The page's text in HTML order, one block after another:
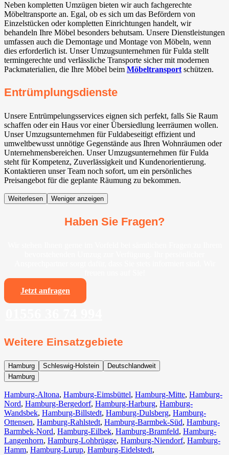
Neben kompletten Umzügen bieten wir auch fachgerechte
Möbeltransporte an. Egal, ob es sich um das Befördern von
Einzelstücken oder kompletten Einrichtungen handelt, wir
behandeln Ihre Möbel besonders behutsam. Unsere Dienstleistungen
umfassen auch die Demontage und Montage von Möbeln, wenn
dies erforderlich ist. Unser Umzugsunternehmen für Fulda stellt
termingerechte und verlässliche Transporte sicher mit modernen
Packmaterialien, die Ihre Möbel beim Möbeltransportschützen.
Entrümplungsdienste
Unsere Entrümpelungsservices eignen sich perfekt, falls Sie Raum
schaffen oder ein Haus vor einer Übersiedlung leerräumen wollen.
Unser Umzugsunternehmen für Fuldabeseitigt effizient und
umweltbewusst unnötige Gegenstände aus Ihren Wohnräumen oder
Unternehmensbereichen. Unser Umzugsunternehmen für Fulda
steht für Kompetenz, Zuverlässigkeit und Kundenorientierung.
Kontaktieren unser Team noch sofort, um ein persönliches
Preisangebot für die geplante Räumung zu bekommen.
Weiterlesen Weniger anzeigen
Haben Sie Fragen?
Jetzt anfragen
Weitere Einsatzgebiete
Hamburg Schleswig-Holstein
Deutschlandweit
Hamburg
Hamburg-Altona, Hamburg-Eimsbüttel, Hamburg-Mitte, Hamburg-
Nord, Hamburg-Bergedorf, Hamburg-Harburg, Hamburg-
Wandsbek, Hamburg-Billstedt, Hamburg-Dulsberg, Hamburg-
Ottensen, Hamburg-Rahlstedt, Hamburg-Barmbek-Süd, Hamburg-
Barmbek-Nord, Hamburg-Eilbek, Hamburg-Bramfeld, Hamburg-
Langenhorn, Hamburg-Lohbrügge, Hamburg-Niendorf, Hamburg-
Hamm, Hamburg-Lurup, Hamburg-Eidelstedt,